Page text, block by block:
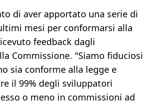
di aver apportato una serie di
mesi per conformarsi alla
feedback dagli
Commissione. "Siamo fiduciosi
sia conforme alla legge e
il 99% degli sviluppatori
o meno in commissioni ad